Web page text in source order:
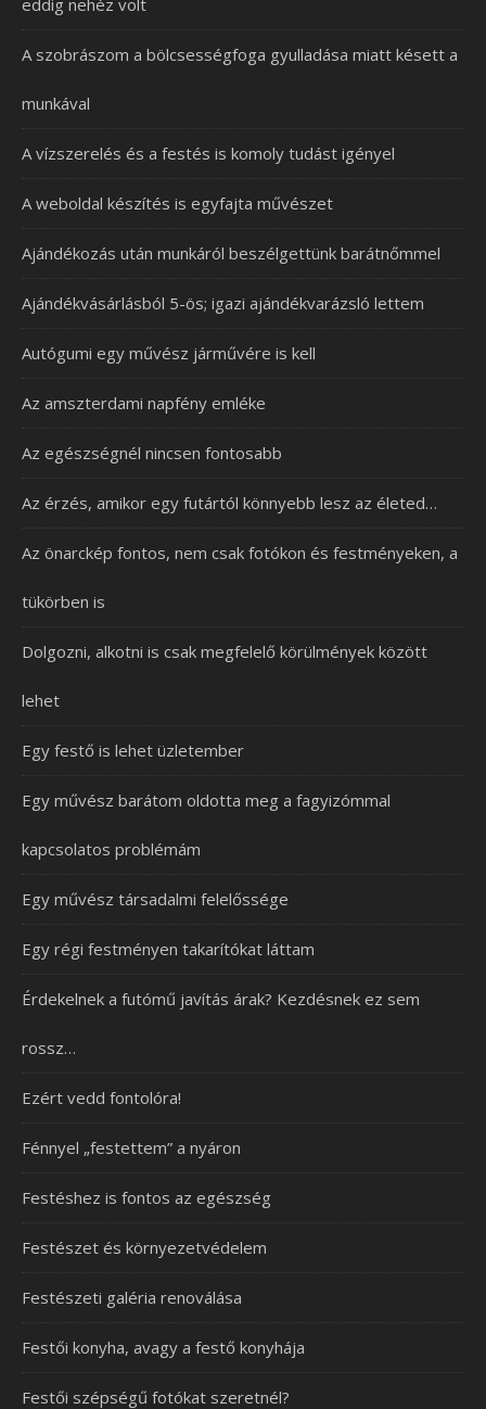
eddig nehéz volt
A szobrászom a bölcsességfoga gyulladása miatt késett a
munkával
A vízszerelés és a festés is komoly tudást igényel
A weboldal készítés is egyfajta művészet
Ajándékozás után munkáról beszélgettünk barátnőmmel
Ajándékvásárlásból 5-ös; igazi ajándékvarázsló lettem
Autógumi egy művész járművére is kell
Az amszterdami napfény emléke
Az egészségnél nincsen fontosabb
Az érzés, amikor egy futártól könnyebb lesz az életed…
Az önarckép fontos, nem csak fotókon és festményeken, a
tükörben is
Dolgozni, alkotni is csak megfelelő körülmények között
lehet
Egy festő is lehet üzletember
Egy művész barátom oldotta meg a fagyizómmal
kapcsolatos problémám
Egy művész társadalmi felelőssége
Egy régi festményen takarítókat láttam
Érdekelnek a futómű javítás árak? Kezdésnek ez sem
rossz…
Ezért vedd fontolóra!
Fénnyel „festettem” a nyáron
Festéshez is fontos az egészség
Festészet és környezetvédelem
Festészeti galéria renoválása
Festői konyha, avagy a festő konyhája
Festői szépségű fotókat szeretnél?